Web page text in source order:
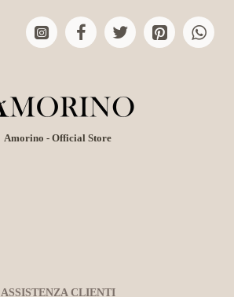
Amorino - Official Store
ASSISTENZA CLIENTI